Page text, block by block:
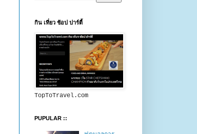
กิน เที่ยว ช้อป ปาร์ตี้
TopToTravel.com
PUPULAR ::